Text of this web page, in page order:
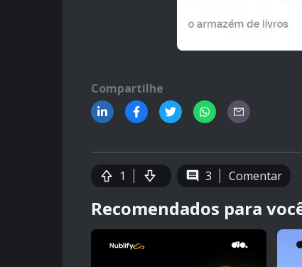
Compartilhe
1 3 Comentar
Recomendados para